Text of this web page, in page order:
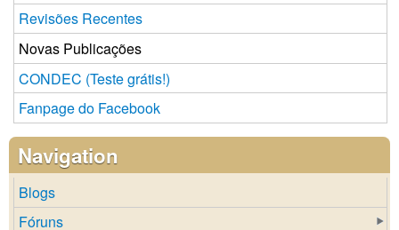
Revisões Recentes
Novas Publicações
CONDEC (Teste grátis!)
Fanpage do Facebook
Navigation
Blogs
Fóruns